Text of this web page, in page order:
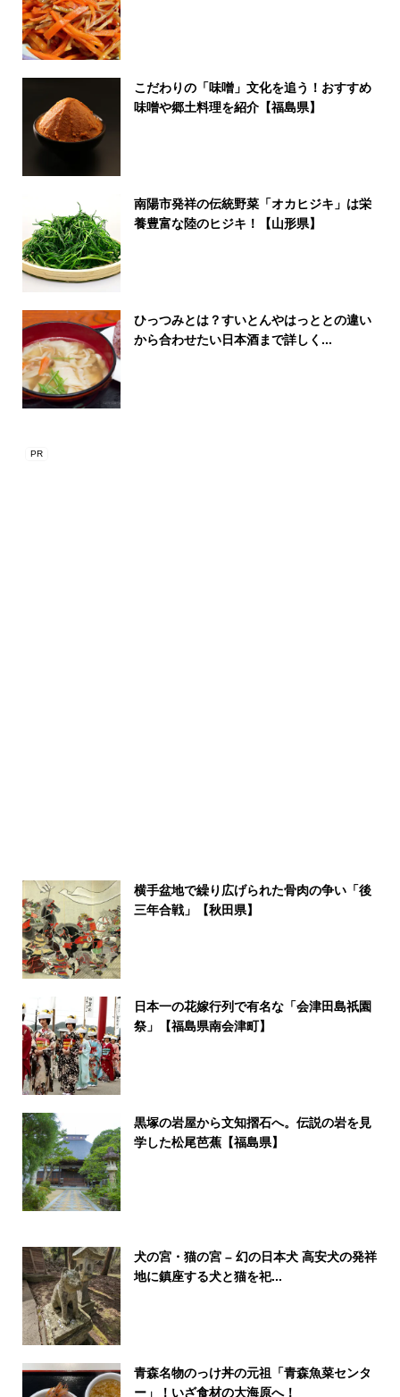
こだわりの「味噌」文化を追う！おすすめ
味噌や郷土料理を紹介【福島県】
南陽市発祥の伝統野菜「オカヒジキ」は栄
養豊富な陸のヒジキ！【山形県】
ひっつみとは？すいとんやはっととの違い
から合わせたい日本酒まで詳しく...
横手盆地で繰り広げられた骨肉の争い「後
三年合戦」【秋田県】
日本一の花嫁行列で有名な「会津田島祇園
祭」【福島県南会津町】
黒塚の岩屋から文知摺石へ。伝説の岩を見
学した松尾芭蕉【福島県】
犬の宮・猫の宮 – 幻の日本犬 高安犬の発祥
地に鎮座する犬と猫を祀...
青森名物のっけ丼の元祖「青森魚菜センタ
ー」！いざ食材の大海原へ！